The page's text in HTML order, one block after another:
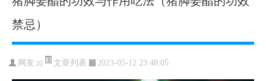
禁忌）
网友:zj 文章列表 2023-05-12 23:48:05